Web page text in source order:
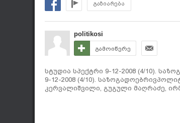
გაზიარება
politikosi
გამოიწერე
სტუდია სპექტრი 9-12-2008 (4/10).
9-12-2008 (4/10).
კერვალიშვილი, გუგული მაღრაძე,